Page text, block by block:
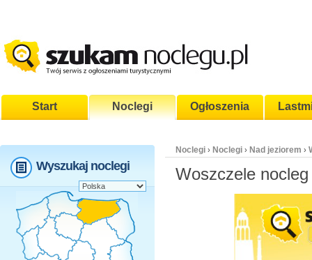
Start Noclegi Ogłoszenia
Wyszukaj noclegi
Noclegi › Noclegi › Nad jeziorem ›
Woszczele nocleg